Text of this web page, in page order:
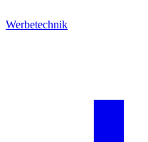
Werbetechnik